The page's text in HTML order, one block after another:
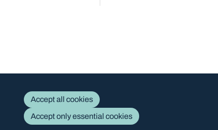
Accept all cookies
Accept only essential cookies